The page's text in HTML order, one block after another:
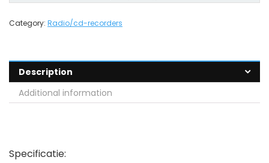
Category: Radio/cd-recorders
Description
Additional information
Specificatie: